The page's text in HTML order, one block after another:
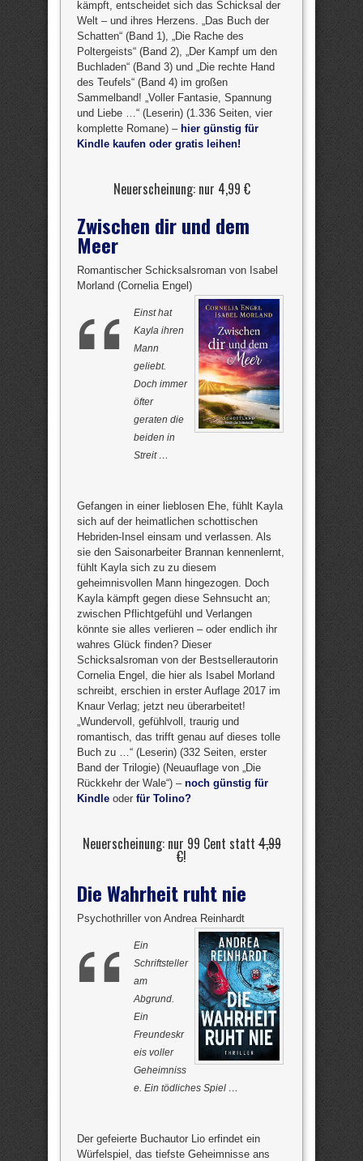
kämpft, entscheidet sich das Schicksal der
Welt – und ihres Herzens. „Das Buch der
Schatten“ (Band 1), „Die Rache des
Poltergeists“ (Band 2), „Der Kampf um den
Buchladen“ (Band 3) und „Die rechte Hand
des Teufels“ (Band 4) im großen
Sammelband! „Voller Fantasie, Spannung
und Liebe …“ (Leserin) (1.336 Seiten, vier
komplette Romane) – hier günstig für
Kindle kaufen oder gratis leihen!
Neuerscheinung: nur 4,99 €
Zwischen dir und dem
Meer
Romantischer Schicksalsroman von Isabel
Morland (Cornelia Engel)
Einst hat
Kayla ihren
Mann
geliebt.
Doch immer
öfter
geraten die
beiden in
Streit …
Gefangen in einer lieblosen Ehe, fühlt Kayla
sich auf der heimatlichen schottischen
Hebriden-Insel einsam und verlassen. Als
sie den Saisonarbeiter Brannan kennenlernt,
fühlt Kayla sich zu zu diesem
geheimnisvollen Mann hingezogen. Doch
Kayla kämpft gegen diese Sehnsucht an;
zwischen Pflichtgefühl und Verlangen
könnte sie alles verlieren – oder endlich ihr
wahres Glück finden? Dieser
Schicksalsroman von der Bestsellerautorin
Cornelia Engel, die hier als Isabel Morland
schreibt, erschien in erster Auflage 2017 im
Knaur Verlag; jetzt neu überarbeitet!
„Wundervoll, gefühlvoll, traurig und
romantisch, das trifft genau auf dieses tolle
Buch zu …“ (Leserin) (332 Seiten, erster
Band der Trilogie) (Neuauflage von „Die
Rückkehr der Wale“) – noch günstig für
Kindle oder für Tolino?
Neuerscheinung: nur 99 Cent statt4,99
€!
Die Wahrheit ruht nie
Psychothriller von Andrea Reinhardt
Ein
Schriftsteller
am
Abgrund.
Ein
Freundeskr
eis voller
Geheimniss
e. Ein tödliches Spiel …
Der gefeierte Buchautor Lio erfindet ein
Würfelspiel, das tiefste Geheimnisse ans